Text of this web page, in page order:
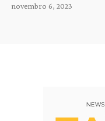
novembro 6, 2023